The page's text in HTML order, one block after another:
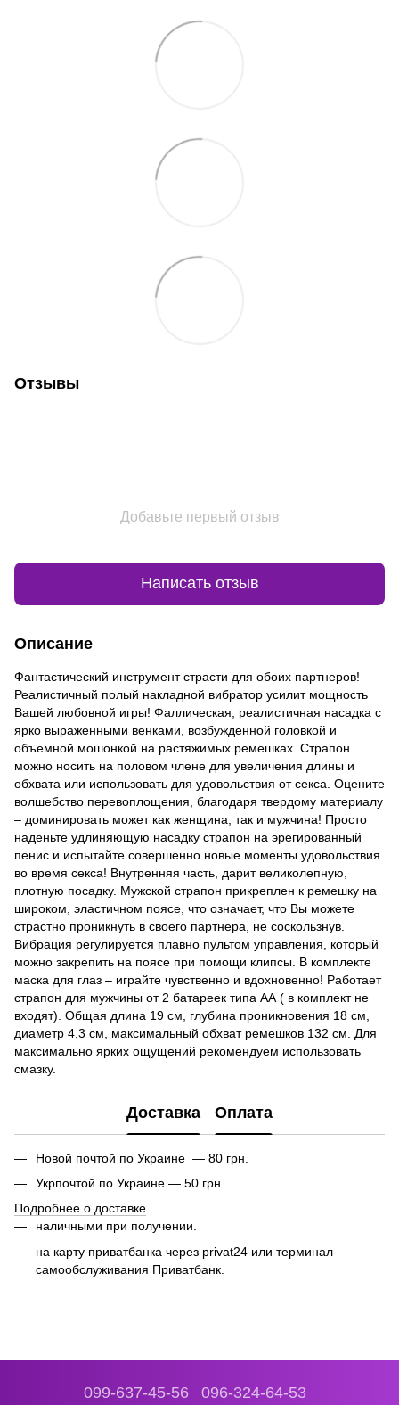
Отзывы
Добавьте первый отзыв
Написать отзыв
Описание
Фантастический инструмент страсти для обоих партнеров!
Реалистичный полый накладной вибратор усилит мощность
Вашей любовной игры! Фаллическая, реалистичная насадка с
ярко выраженными венками, возбужденной головкой и
объемной мошонкой на растяжимых ремешках. Страпон
можно носить на половом члене для увеличения длины и
обхвата или использовать для удовольствия от секса. Оцените
волшебство перевоплощения, благодаря твердому материалу
– доминировать может как женщина, так и мужчина! Просто
наденьте удлиняющую насадку страпон на эрегированный
пенис и испытайте совершенно новые моменты удовольствия
во время секса! Внутренняя часть, дарит великолепную,
плотную посадку. Мужской страпон прикреплен к ремешку на
широком, эластичном поясе, что означает, что Вы можете
страстно проникнуть в своего партнера, не соскользнув.
Вибрация регулируется плавно пультом управления, который
можно закрепить на поясе при помощи клипсы. В комплекте
маска для глаз – играйте чувственно и вдохновенно! Работает
страпон для мужчины от 2 батареек типа АА ( в комплект не
входят). Общая длина 19 см, глубина проникновения 18 см,
диаметр 4,3 см, максимальный обхват ремешков 132 см. Для
максимально ярких ощущений рекомендуем использовать
смазку.
Доставка Оплата
Новой почтой по Украине — 80 грн.
Укрпочтой по Украине — 50 грн.
Подробнее о доставке
наличными при получении.
на карту приватбанка через privat24 или терминал
самообслуживания Приватбанк.
099-637-45-56 096-324-64-53